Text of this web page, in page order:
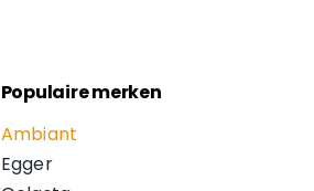
Populaire merken
Ambiant
Egger